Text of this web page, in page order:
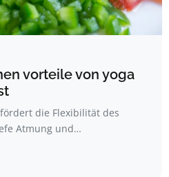
vorteile von yoga
fördert die Flexibilität des
Atmung und…